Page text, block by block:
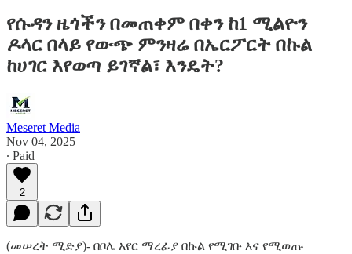
የሱዳን ዜጎችን በመጠቀም በቀን ከ1 ሚልዮን
ዶላር በላይ የውጭ ምንዛሬ በኤርፖርት በኩል
ከሀገር እየወጣ ይገኛል፣ እንዴት?
Meseret Media
Nov 04, 2025
∙ Paid
2
(መሠረት ሚድያ)- በቦሌ አየር ማረፊያ በኩል የሚገቡ እና የሚወጡ